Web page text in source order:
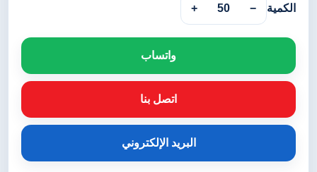
الكمية −
50
+
واتساب
اتصل بنا
البريد الإلكتروني